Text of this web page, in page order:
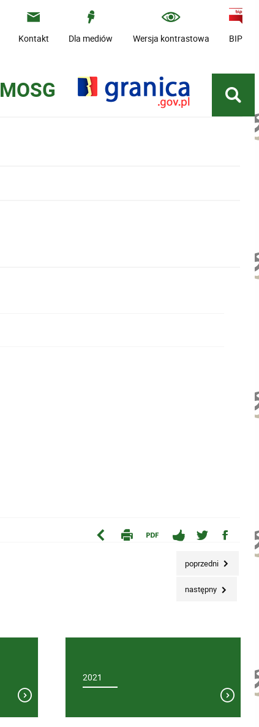
Kontakt Dla mediów Wersja kontrastowa BIP
poprzedni
następny
2021